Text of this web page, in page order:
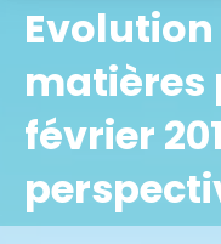
matières
février